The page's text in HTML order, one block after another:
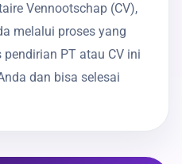
Vennootschap (CV),
melalui proses yang
PT atau CV ini
dan bisa selesai